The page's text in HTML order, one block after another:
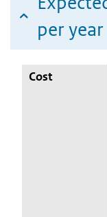
per year
Cost